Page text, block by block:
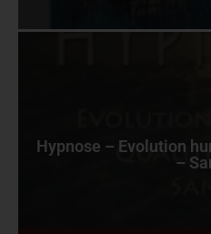
Hypnose – Evolution
–